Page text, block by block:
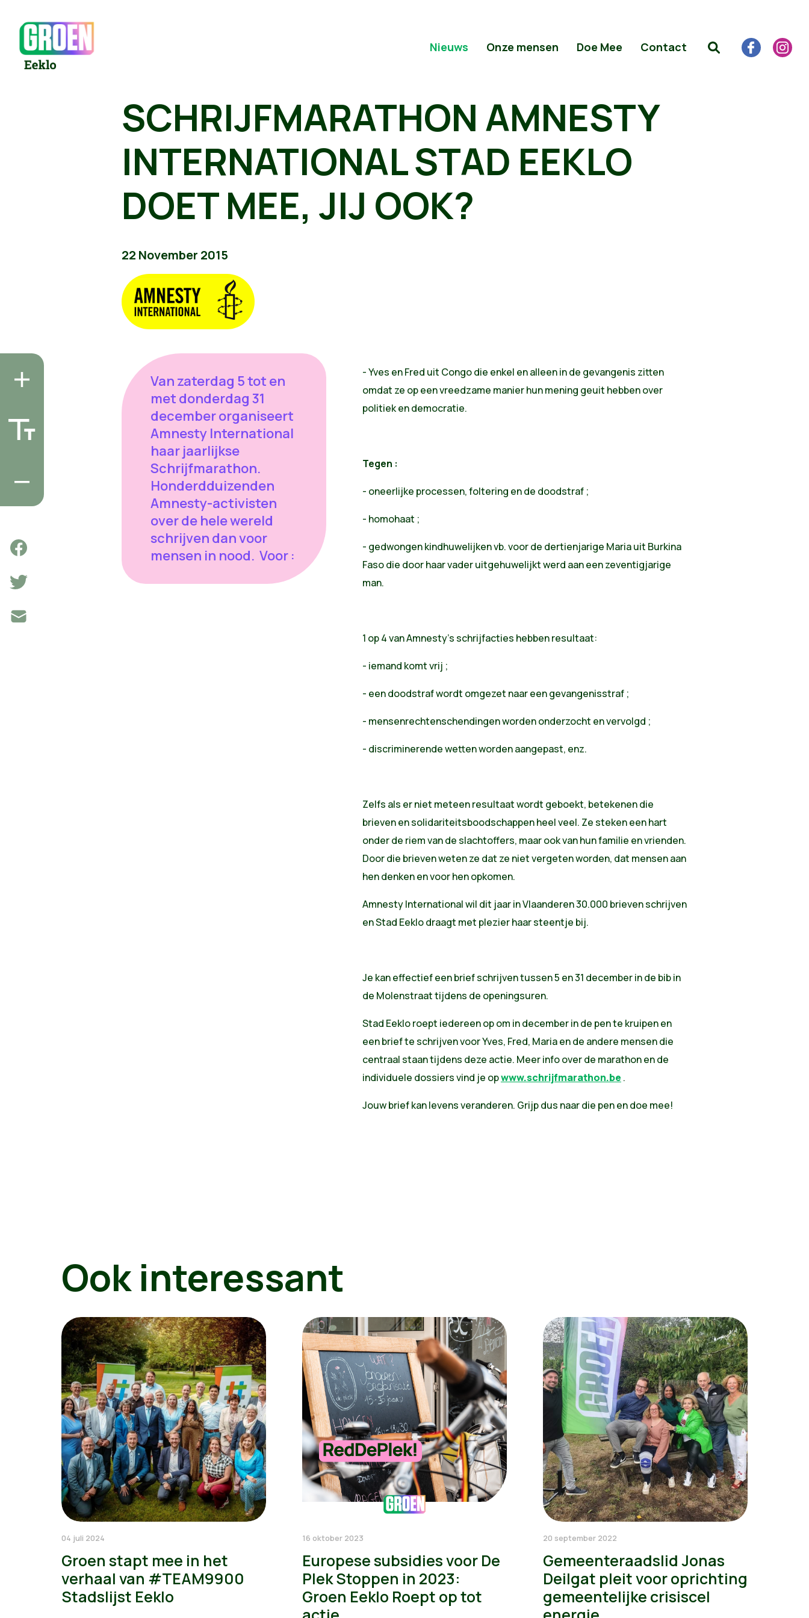
Nieuws Onze mensen Doe Mee Contact
SCHRIJFMARATHON AMNESTY
INTERNATIONAL STAD EEKLO
DOET MEE, JIJ OOK?
22 November 2015
Van zaterdag 5 tot en
met donderdag 31
december organiseert
Amnesty International
haar jaarlijkse
Schrijfmarathon.
Honderdduizenden
Amnesty-activisten
over de hele wereld
schrijven dan voor
mensen in nood. Voor :
- Yves en Fred uit Congo die enkel en alleen in de gevangenis zitten
omdat ze op een vreedzame manier hun mening geuit hebben over
politiek en democratie.
Tegen :
- oneerlijke processen, foltering en de doodstraf ;
- homohaat ;
- gedwongen kindhuwelijken vb. voor de dertienjarige Maria uit Burkina
Faso die door haar vader uitgehuwelijkt werd aan een zeventigjarige
man.
1 op 4 van Amnesty's schrijfacties hebben resultaat:
- iemand komt vrij ;
- een doodstraf wordt omgezet naar een gevangenisstraf ;
- mensenrechtenschendingen worden onderzocht en vervolgd ;
- discriminerende wetten worden aangepast, enz.
Zelfs als er niet meteen resultaat wordt geboekt, betekenen die
brieven en solidariteitsboodschappen heel veel. Ze steken een hart
onder de riem van de slachtoffers, maar ook van hun familie en vrienden.
Door die brieven weten ze dat ze niet vergeten worden, dat mensen aan
hen denken en voor hen opkomen.
Amnesty International wil dit jaar in Vlaanderen 30.000 brieven schrijven
en Stad Eeklo draagt met plezier haar steentje bij.
Je kan effectief een brief schrijven tussen 5 en 31 december in de bib in
de Molenstraat tijdens de openingsuren.
Stad Eeklo roept iedereen op om in december in de pen te kruipen en
een brief te schrijven voor Yves, Fred, Maria en de andere mensen die
centraal staan tijdens deze actie. Meer info over de marathon en de
individuele dossiers vind je opwww.schrijfmarathon.be .
Jouw brief kan levens veranderen. Grijp dus naar die pen en doe mee!
Ook interessant
04 juli 2024
Groen stapt mee in het
verhaal van #TEAM9900
Stadslijst Eeklo
16 oktober 2023
Europese subsidies voor De
Plek Stoppen in 2023:
Groen Eeklo Roept op tot
20 september 2022
Gemeenteraadslid Jonas
Deilgat pleit voor oprichting
gemeentelijke crisiscel